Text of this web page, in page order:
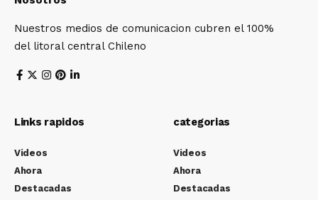
Nuestros medios de comunicacion cubren el 100%
del litoral central Chileno
Links rapidos
Videos
Ahora
Destacadas
categorias
Videos
Ahora
Destacadas